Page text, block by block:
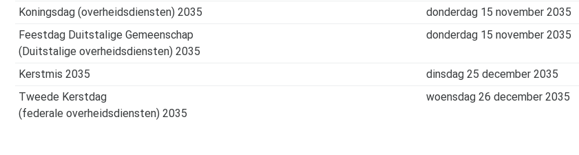
Koningsdag (overheidsdiensten) 2035
donderdag 15 november 2035
Feestdag Duitstalige Gemeenschap
(Duitstalige overheidsdiensten) 2035
donderdag 15 november 2035
Kerstmis 2035
dinsdag 25 december 2035
Tweede Kerstdag
(federale overheidsdiensten) 2035
woensdag 26 december 2035